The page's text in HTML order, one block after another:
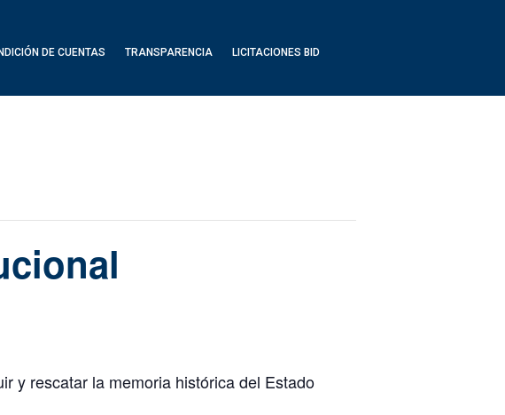
DE CUENTAS TRANSPARENCIA LICITACIONES BID
y rescatar la memoria histórica del Estado